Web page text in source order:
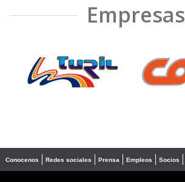
Empresas
❮
Conocenos Redes sociales Prensa Empleos Socios